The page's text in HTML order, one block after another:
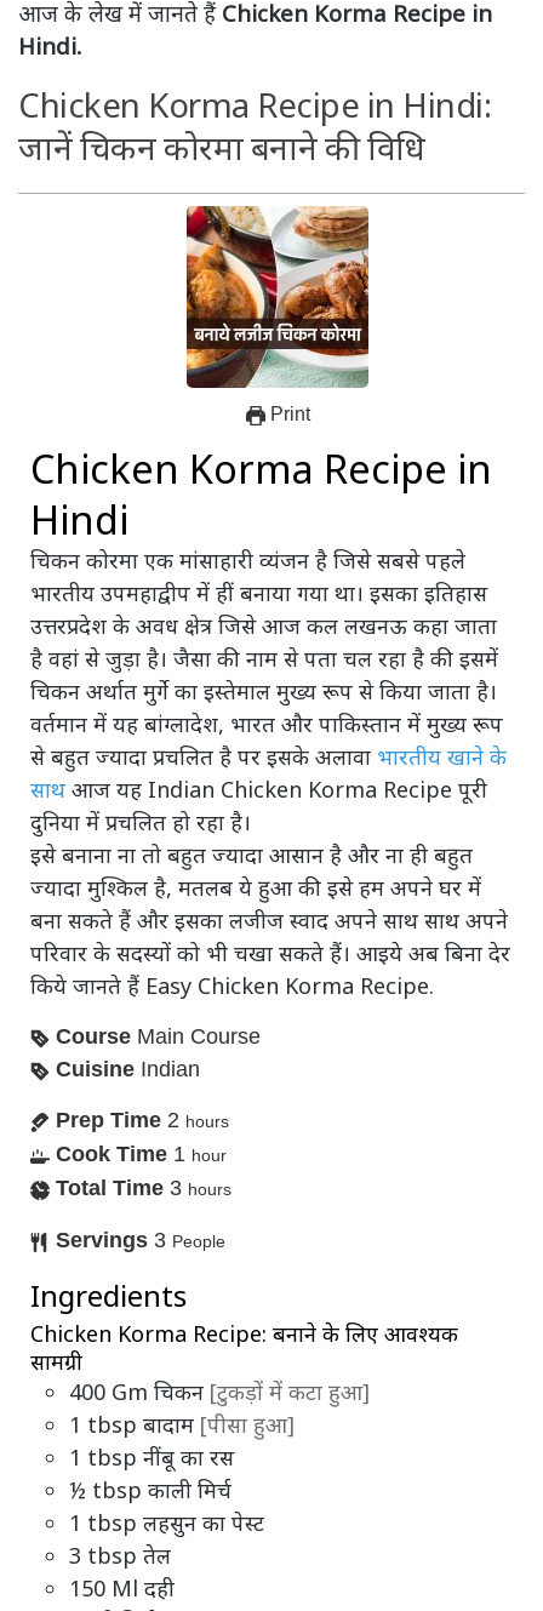
आज के लेख में जानते हैं Chicken Korma Recipe in
Hindi.
Chicken Korma Recipe in Hindi:
जानें चिकन कोरमा बनाने की विधि
Print
Chicken Korma Recipe in
Hindi
चिकन कोरमा एक मांसाहारी व्यंजन है जिसे सबसे पहले
भारतीय उपमहाद्वीप में हीं बनाया गया था। इसका इतिहास
उत्तरप्रदेश के अवध क्षेत्र जिसे आज कल लखनऊ कहा जाता
है वहां से जुड़ा है। जैसा की नाम से पता चल रहा है की इसमें
चिकन अर्थात मुर्गे का इस्तेमाल मुख्य रूप से किया जाता है।
वर्तमान में यह बांग्लादेश, भारत और पाकिस्तान में मुख्य रूप
से बहुत ज्यादा प्रचलित है पर इसके अलावा भारतीय खाने के
साथ आज यह Indian Chicken Korma Recipe पूरी
दुनिया में प्रचलित हो रहा है।
इसे बनाना ना तो बहुत ज्यादा आसान है और ना ही बहुत
ज्यादा मुश्किल है, मतलब ये हुआ की इसे हम अपने घर में
बना सकते हैं और इसका लजीज स्वाद अपने साथ साथ अपने
परिवार के सदस्यों को भी चखा सकते हैं। आइये अब बिना देर
किये जानते हैं Easy Chicken Korma Recipe.
Course Main Course
Cuisine Indian
Prep Time 2 hours
Cook Time 1 hour
Total Time 3 hours
Servings 3 People
Ingredients
Chicken Korma Recipe: बनाने के लिए आवश्यक
सामग्री
400 Gm चिकन [टुकड़ों में कटा हुआ]
1 tbsp बादाम [पीसा हुआ]
1 tbsp नींबू का रस
½ tbsp काली मिर्च
1 tbsp लहसुन का पेस्ट
3 tbsp तेल
150 Ml दही